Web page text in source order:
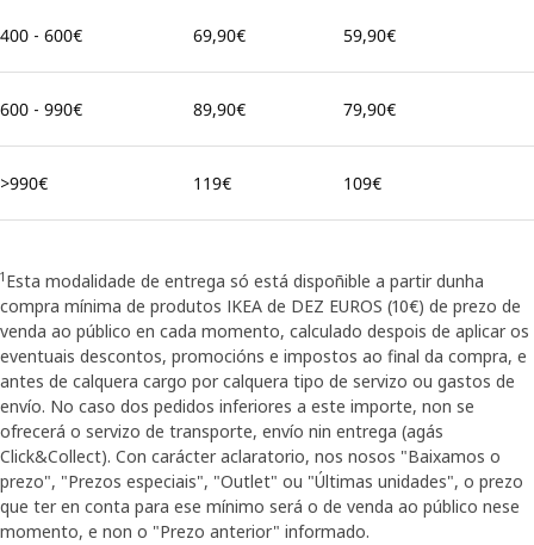
400 - 600€ 69,90€ 59,90€
600 - 990€ 89,90€ 79,90€
>990€ 119€ 109€
1 Esta modalidade de entrega só está dispoñible a partir dunha
compra mínima de produtos IKEA de DEZ EUROS (10€) de prezo de
venda ao público en cada momento, calculado despois de aplicar os
eventuais descontos, promocións e impostos ao final da compra, e
antes de calquera cargo por calquera tipo de servizo ou gastos de
envío. No caso dos pedidos inferiores a este importe, non se
ofrecerá o servizo de transporte, envío nin entrega (agás
Click&Collect). Con carácter aclaratorio, nos nosos "Baixamos o
prezo", "Prezos especiais", "Outlet" ou "Últimas unidades", o prezo
que ter en conta para ese mínimo será o de venda ao público nese
momento, e non o "Prezo anterior" informado.